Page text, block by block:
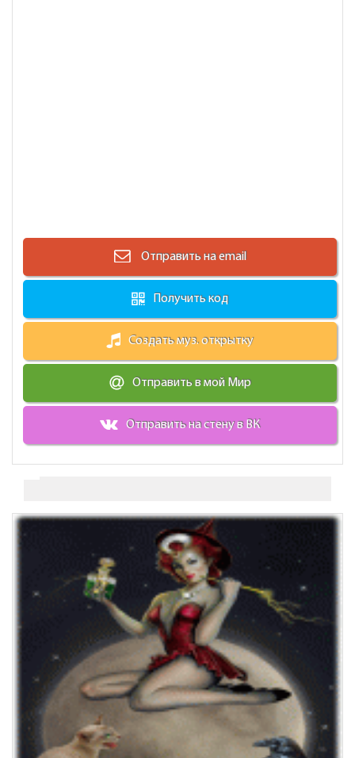
Отправить на email
Получить код
Создать муз. открытку
Отправить в мой Мир
Отправить на стену в ВК